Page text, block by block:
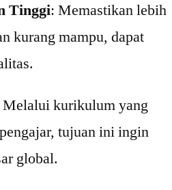
Tinggi: Memastikan lebih
kurang mampu, dapat
Melalui kurikulum yang
tujuan ini ingin
global.